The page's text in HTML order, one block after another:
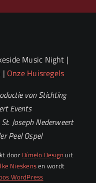
Music Night |
| Onze Huisregels
van Stichting
Events
Joseph Nederweert
Peel Ospel
doorDímelo Designuit
Nieskensen wordt
WordPress